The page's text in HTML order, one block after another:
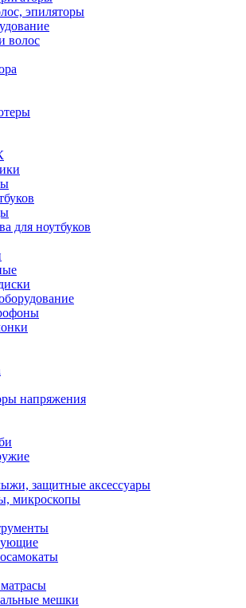
эпиляторы
волос
для ноутбуков
напряжения
защитные аксессуары
микроскопы
мешки